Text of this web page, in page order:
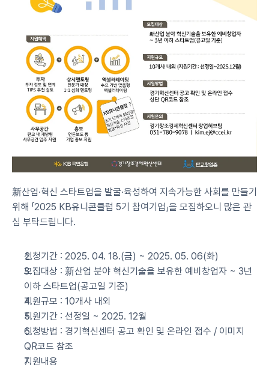
新산업·혁신 스타트업을 발굴·육성하여 지속가능한 사회를 만들기
위해 「2025 KB유니콘클럽 5기 참여기업」을 모집하오니 많은 관
심 부탁드립니다.
신청기간 : 2025. 04. 18.(금) ~ 2025. 05. 06(화)
모집대상 : 新산업 분야 혁신기술을 보유한 예비창업자 ~ 3년
이하 스타트업(공고일 기준)
지원규모 : 10개사 내외
지원기간 : 선정일 ~ 2025. 12월
신청방법 : 경기혁신센터 공고 확인 및 온라인 접수 / 이미지
QR코드 참조
지원내용